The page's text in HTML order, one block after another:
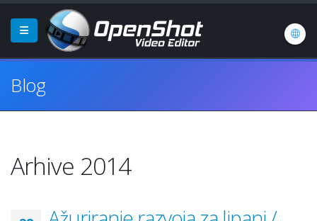
Blog
Arhive 2014